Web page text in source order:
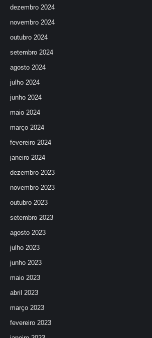
dezembro 2024
novembro 2024
outubro 2024
setembro 2024
agosto 2024
julho 2024
junho 2024
maio 2024
março 2024
fevereiro 2024
janeiro 2024
dezembro 2023
novembro 2023
outubro 2023
setembro 2023
agosto 2023
julho 2023
junho 2023
maio 2023
abril 2023
março 2023
fevereiro 2023